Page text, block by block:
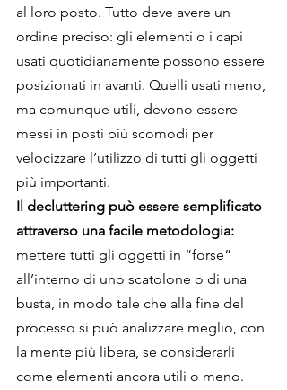
al loro posto. Tutto deve avere un
ordine preciso: gli elementi o i capi
usati quotidianamente possono essere
posizionati in avanti. Quelli usati meno,
ma comunque utili, devono essere
messi in posti più scomodi per
velocizzare l’utilizzo di tutti gli oggetti
più importanti.
Il decluttering può essere semplificato
attraverso una facile metodologia:
mettere tutti gli oggetti in “forse”
all’interno di uno scatolone o di una
busta, in modo tale che alla fine del
processo si può analizzare meglio, con
la mente più libera, se considerarli
come elementi ancora utili o meno.